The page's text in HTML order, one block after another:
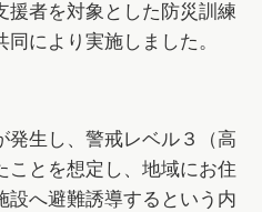
援者を対象とした防災訓練
により実施しました。
発生し、警戒レベル３（高
ことを想定し、地域にお住
設へ避難誘導するという内